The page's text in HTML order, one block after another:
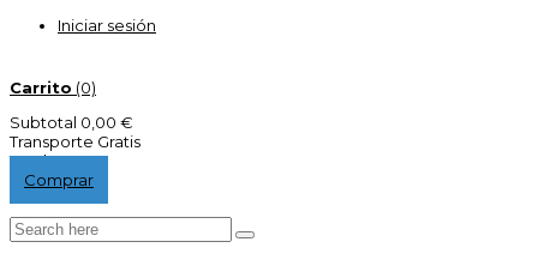
Iniciar sesión
Carrito (0)
Subtotal 0,00 €
Transporte Gratis
Total0,00 €
Comprar